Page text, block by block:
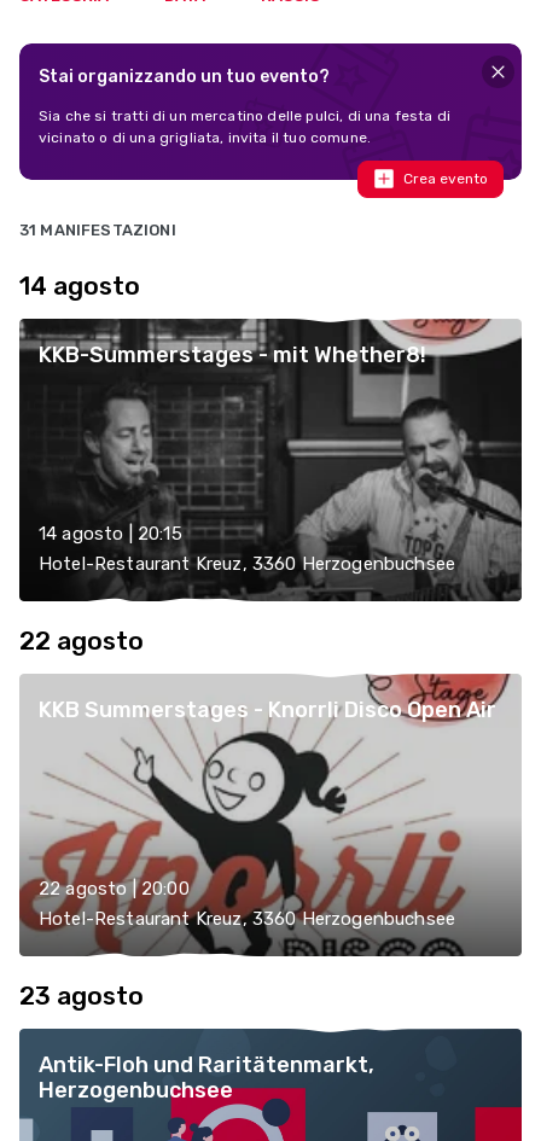
Stai organizzando un tuo evento?
Sia che si tratti di un mercatino delle pulci, di una festa di
vicinato o di una grigliata, invita il tuo comune.
Crea evento
31 MANIFESTAZIONI
14 agosto
KKB-Summerstages - mit Whether8!
14 agosto | 20:15
Hotel-Restaurant Kreuz, 3360 Herzogenbuchsee
22 agosto
KKB Summerstages - Knorrli Disco Open Air
22 agosto | 20:00
Hotel-Restaurant Kreuz, 3360 Herzogenbuchsee
23 agosto
Antik-Floh und Raritätenmarkt,
Herzogenbuchsee